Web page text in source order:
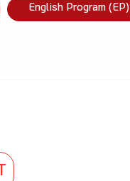
English Program (EP)